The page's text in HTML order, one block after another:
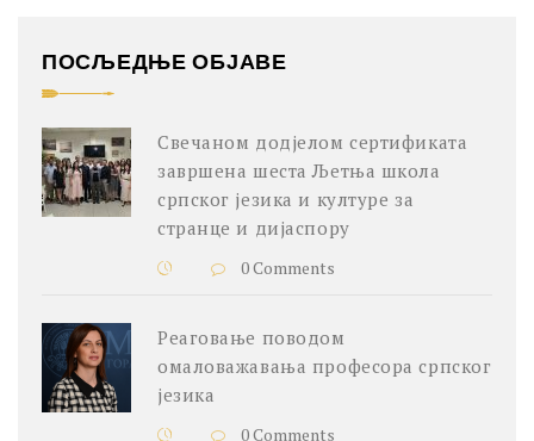
ПОСЉЕДЊЕ ОБЈАВЕ
Свечаном додјелом сертификата
завршена шеста Љетња школа
српског језика и културе за
странце и дијаспору
0 Comments
Реаговање поводом
омаловажавања професора српског
језика
0 Comments